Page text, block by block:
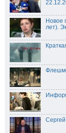
Новое
лет).